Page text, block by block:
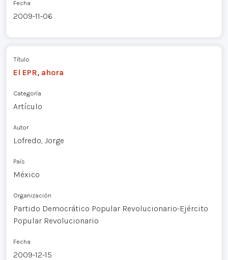
Fecha
2009-11-06
Título
El EPR, ahora
Categoría
Artículo
Autor
Lofredo, Jorge
País
México
Organización
Partido Democrático Popular Revolucionario-Ejército
Popular Revolucionario
Fecha
2009-12-15